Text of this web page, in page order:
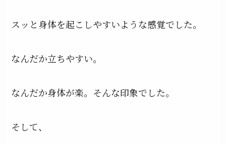
スッと身体を起こしやすいような感覚でした。
なんだか立ちやすい。
なんだか身体が楽。そんな印象でした。
そして、